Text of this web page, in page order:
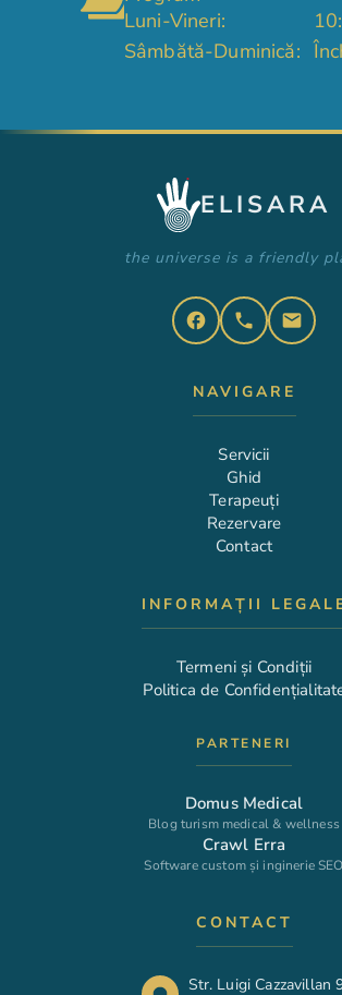
Luni-Vineri:
Sâmbătă-Duminică:
ELISARA
the universe is a friendly
facebook phone email
NAVIGARE
Servicii
Ghid
Terapeuți
Rezervare
Contact
INFORMAȚII
Termeni și Condiții
Politica de
PARTENERI
Domus Medical
Blog turism medical & wellness
Crawl Erra
Software custom și inginerie SEO
CONTACT
Str. Luigi Cazzavillan